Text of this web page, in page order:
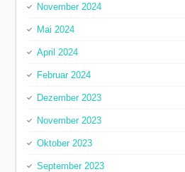
November 2024
Mai 2024
April 2024
Februar 2024
Dezember 2023
November 2023
Oktober 2023
September 2023